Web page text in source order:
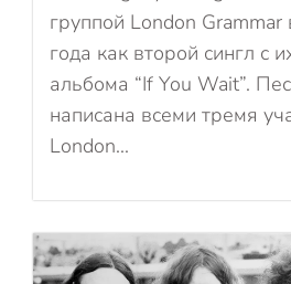
группой London
года как второй сингл с
альбома “If You Wait”.
написана всеми тремя
London...